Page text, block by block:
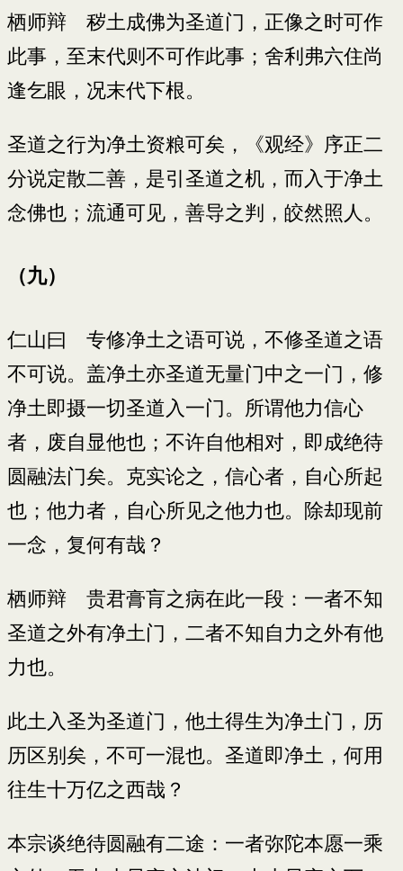
栖师辩 秽土成佛为圣道门，正像之时可作
此事，至末代则不可作此事；舍利弗六住尚
逢乞眼，况末代下根。
圣道之行为净土资粮可矣，《观经》序正二
分说定散二善，是引圣道之机，而入于净土
念佛也；流通可见，善导之判，皎然照人。
（九）
仁山曰 专修净土之语可说，不修圣道之语
不可说。盖净土亦圣道无量门中之一门，修
净土即摄一切圣道入一门。所谓他力信心
者，废自显他也；不许自他相对，即成绝待
圆融法门矣。克实论之，信心者，自心所起
也；他力者，自心所见之他力也。除却现前
一念，复何有哉？
栖师辩 贵君膏肓之病在此一段：一者不知
圣道之外有净土门，二者不知自力之外有他
力也。
此土入圣为圣道门，他土得生为净土门，历
历区别矣，不可一混也。圣道即净土，何用
往生十万亿之西哉？
本宗谈绝待圆融有二途：一者弥陀本愿一乘